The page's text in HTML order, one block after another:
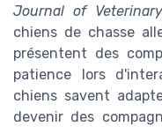
Journal of
chiens de chasse
présentent des
patience lors
chiens savent
devenir des